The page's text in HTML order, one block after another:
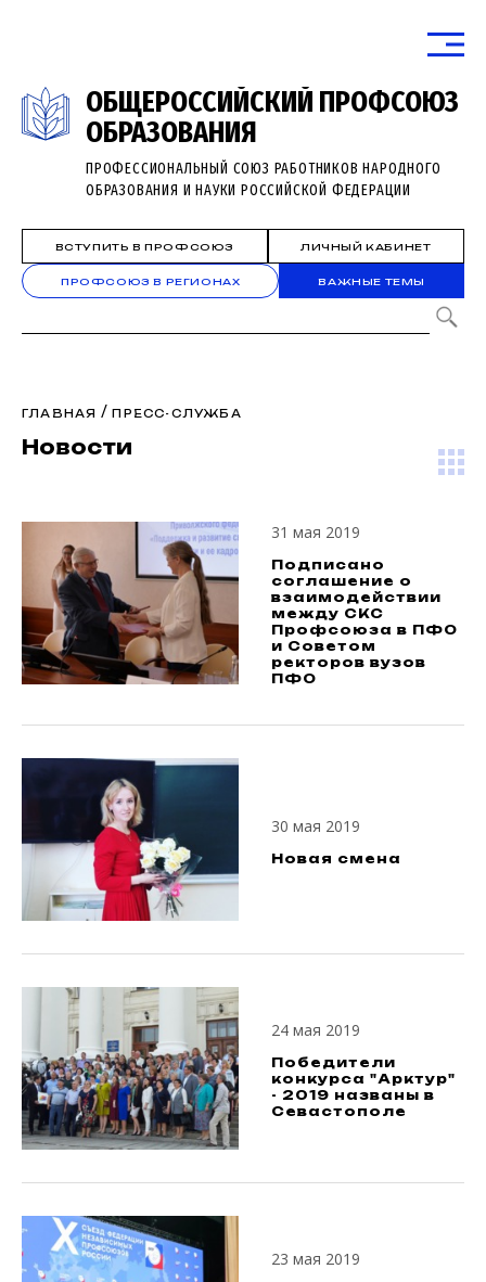
ОБЩЕРОССИЙСКИЙ ПРОФСОЮЗ
ОБРАЗОВАНИЯ
ПРОФЕССИОНАЛЬНЫЙ СОЮЗ РАБОТНИКОВ НАРОДНОГО
ОБРАЗОВАНИЯ И НАУКИ РОССИЙСКОЙ ФЕДЕРАЦИИ
ВСТУПИТЬ В ПРОФСОЮЗ ЛИЧНЫЙ КАБИНЕТ
ПРОФСОЮЗ В РЕГИОНАХ ВАЖНЫЕ ТЕМЫ
ГЛАВНАЯ /ПРЕСС-СЛУЖБА
Новости
31 мая 2019
Подписано
соглашение о
взаимодействии
между СКС
Профсоюза в ПФО
и Советом
ректоров вузов
ПФО
30 мая 2019
Новая смена
24 мая 2019
Победители
конкурса "Арктур"
- 2019 названы в
Севастополе
23 мая 2019